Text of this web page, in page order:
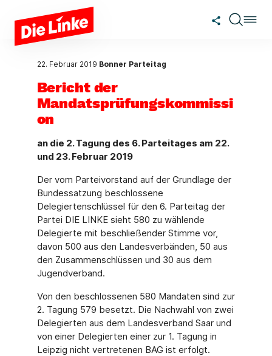
Zum Hauptinhalt springen
22. Februar 2019 Bonner Parteitag
Bericht der
Mandatsprüfungskommissi
on
an die 2. Tagung des 6. Parteitages am 22.
und 23. Februar 2019
Der vom Parteivorstand auf der Grundlage der
Bundessatzung beschlossene
Delegiertenschlüssel für den 6. Parteitag der
Partei DIE LINKE sieht 580 zu wäh­lende
Delegierte mit beschließender Stimme vor,
davon 500 aus den Landesverbänden, 50 aus
den Zusammenschlüssen und 30 aus dem
Jugendverband.
Von den beschlossenen 580 Mandaten sind zur
2. Tagung 579 besetzt. Die Nachwahl von zwei
Delegierten aus dem Landesverband Saar und
von einer Delegierten einer zur 1. Tagung in
Leipzig nicht vertretenen BAG ist erfolgt.